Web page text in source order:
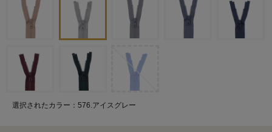
選択されたカラー：576.アイスグレー